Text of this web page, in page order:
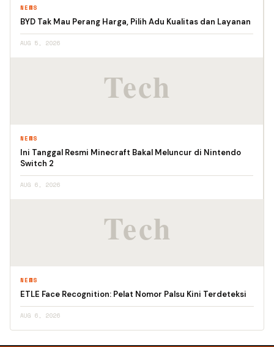
NEWS
BYD Tak Mau Perang Harga, Pilih Adu Kualitas dan Layanan
AUG 5, 2026
NEWS
Ini Tanggal Resmi Minecraft Bakal Meluncur di Nintendo
Switch 2
AUG 6, 2026
NEWS
ETLE Face Recognition: Pelat Nomor Palsu Kini Terdeteksi
AUG 6, 2026